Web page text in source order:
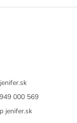
jenifer.sk
000 569
jenifer.sk